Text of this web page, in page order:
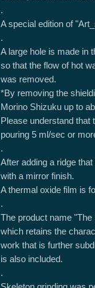
.
A special edition of
.
A large hole is made in
so that the flow of hot
was removed.
*By removing the
Morino Shizuku up to
Please understand that
pouring 5 ml/sec or
.
After adding a ridge
with a mirror finish.
A thermal oxide film is
.
The product name
which retains the
work that is further
is also included.
.